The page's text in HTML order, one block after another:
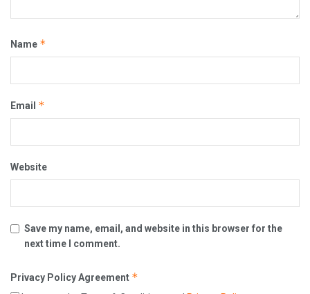
Name *
Email *
Website
Save my name, email, and website in this browser for the
next time I comment.
Privacy Policy Agreement *